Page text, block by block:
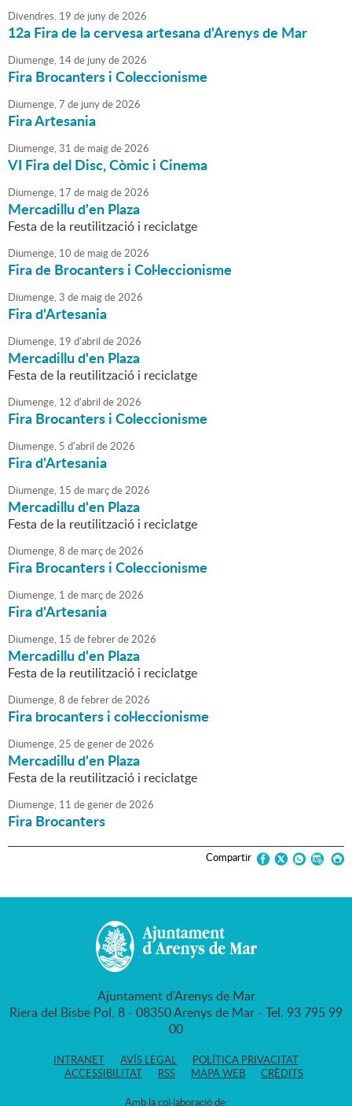
Divendres, 19 de junyde2026
12a Fira de la cervesa artesana d'Arenys de Mar
Diumenge, 14de junyde2026
Fira Brocanters i Coleccionisme
Diumenge,7 de junyde2026
Fira Artesania
Diumenge,31 de maigde2026
VI Fira del Disc, Còmic i Cinema
Diumenge, 17 de maigde2026
Mercadillu d'en Plaza
Festa de la reutilització i reciclatge
Diumenge, 10 de maigde2026
Fira de Brocanters i Col·leccionisme
Diumenge,3 de maigde2026
Fira d'Artesania
Diumenge, 19 d'abril de2026
Mercadillu d'en Plaza
Festa de la reutilització i reciclatge
Diumenge, 12 d'abril de2026
Fira Brocanters i Coleccionisme
Diumenge, 5 d'abril de2026
Fira d'Artesania
Diumenge, 15 de marçde2026
Mercadillu d'en Plaza
Festa de la reutilització i reciclatge
Diumenge,8 de marçde2026
Fira Brocanters i Coleccionisme
Diumenge, 1 de marçde2026
Fira d'Artesania
Diumenge, 15 defebrerde2026
Mercadillu d'en Plaza
Festa de la reutilització i reciclatge
Diumenge,8 defebrerde2026
Fira brocanters i col·leccionisme
Diumenge,25 degenerde2026
Mercadillu d'en Plaza
Festa de la reutilització i reciclatge
Diumenge, 11 degenerde2026
Fira Brocanters
Compartir
Ajuntament d'Arenys de Mar
Riera del Bisbe Pol, 8 - 08350 Arenys de Mar - Tel. 93 795 99
00
INTRANET AVÍS LEGAL
POLÍTICA PRIVACITAT
ACCESSIBILITAT
RSS MAPA WEB CRÈDITS
Amb la col·laboració de: